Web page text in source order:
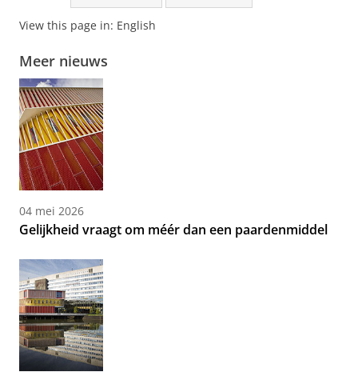
View this page in: English
Meer nieuws
04 mei 2026
Gelijkheid vraagt om méér dan een paardenmiddel